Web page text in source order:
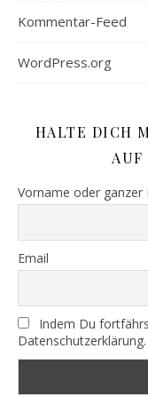
Kommentar-Feed
WordPress.org
HALTE DICH
AUF
Vorname oder ganzer
Email
Indem Du
Datenschutzerklärung.